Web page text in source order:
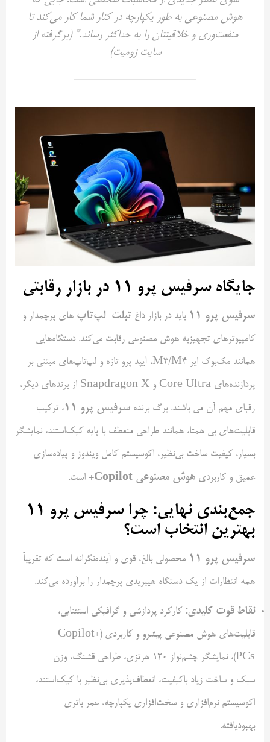
هوش مصنوعی به طور یکپارچه در کنار شما کار می‌کند تا
منفعت‌وری و خلاقیتتان را به حداکثر رساند.” (برگرفته از
سایت زومیت)
جایگاه سرفیس پرو ۱۱ در بازار رقابتی
سرفیس پرو ۱۱ باید در بازار داغ تبلت-لپ‌تاپ‌ های پرچمدار و
کامپیوترهای تجهیزبه هوش مصنوعی رقابت می‌کند. دستگاه‌هایی
همانند مک‌بوک ایر M3/M4، آیپد پرو تازه و لپ‌تاپ‌های مبتنی بر
پردازنده‌های Core Ultra و Snapdragon X از برندهای دیگر،
رقبای مهم آن می باشند. برگ برنده سرفیس پرو ۱۱، ترکیب
قابلیت‌های بی همتا، همانند طراحی منعطف با پایه کیک‌استند، نمایشگر
بسیار، کیفیت ساخت بی‌نظیر، اکوسیستم کامل ویندوز و پیاده‌سازی
عمیق و کاربردی هوش مصنوعی Copilot
+ است.
جمع‌بندی نهایی: چرا سرفیس پرو ۱۱
بهترین انتخاب است؟
سرفیس پرو ۱۱ محصولی بالغ، قوی و آینده‌نگرانه است که تقریباً
همه انتظارات از یک دستگاه هیبریدی پرچمدار را برآورده می‌کند.
نقاط قوت کلیدی: کارکرد پردازشی و گرافیکی استثنایی،
قابلیت‌های هوش مصنوعی پیشرو و کاربردی (Copilot+
PCs)، نمایشگر چشم‌نواز ۱۲۰ هرتزی، طراحی قشنگ، وزن
سبک و ساخت زیاد باکیفیت، انعطاف‌پذیری بی‌نظیر با کیک‌استند،
اکوسیستم نرم‌افزاری و سخت‌افزاری یکپارچه، عمر باتری
بهبودیافته.